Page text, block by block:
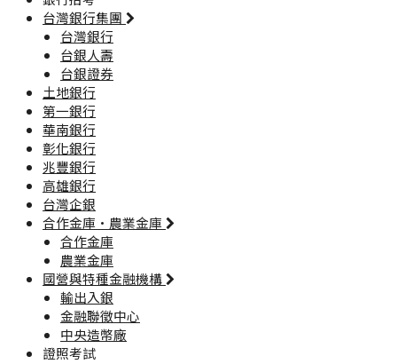
台灣銀行集團
台灣銀行
台銀人壽
台銀證券
土地銀行
第一銀行
華南銀行
彰化銀行
兆豐銀行
高雄銀行
台灣企銀
合作金庫·農業金庫
合作金庫
農業金庫
國營與特種金融機構
輸出入銀
金融聯徵中心
中央造幣廠
證照考試